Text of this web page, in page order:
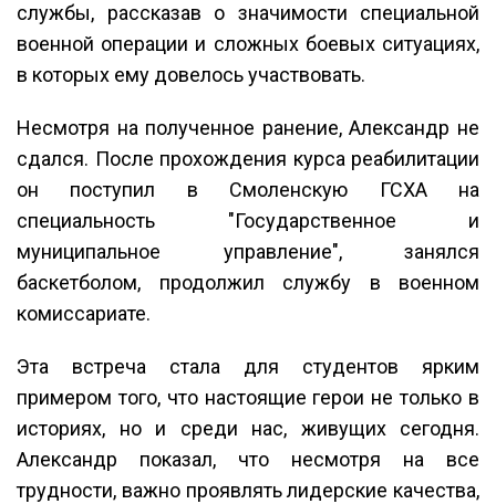
службы, рассказав о значимости специальной
военной операции и сложных боевых ситуациях,
в которых ему довелось участвовать.
Несмотря на полученное ранение, Александр не
сдался. После прохождения курса реабилитации
он поступил в Смоленскую ГСХА на
специальность "Государственное и
муниципальное управление", занялся
баскетболом, продолжил службу в военном
комиссариате.
Эта встреча стала для студентов ярким
примером того, что настоящие герои не только в
историях, но и среди нас, живущих сегодня.
Александр показал, что несмотря на все
трудности, важно проявлять лидерские качества,